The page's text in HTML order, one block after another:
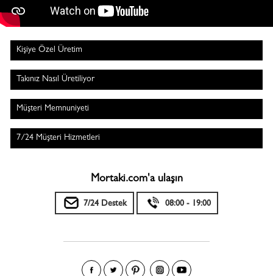
Kişiye Özel Üretim
Takınız Nasıl Üretiliyor
Müşteri Memnuniyeti
7/24 Müşteri Hizmetleri
Mortaki.com'a ulaşın
7/24 Destek 08:00 - 19:00